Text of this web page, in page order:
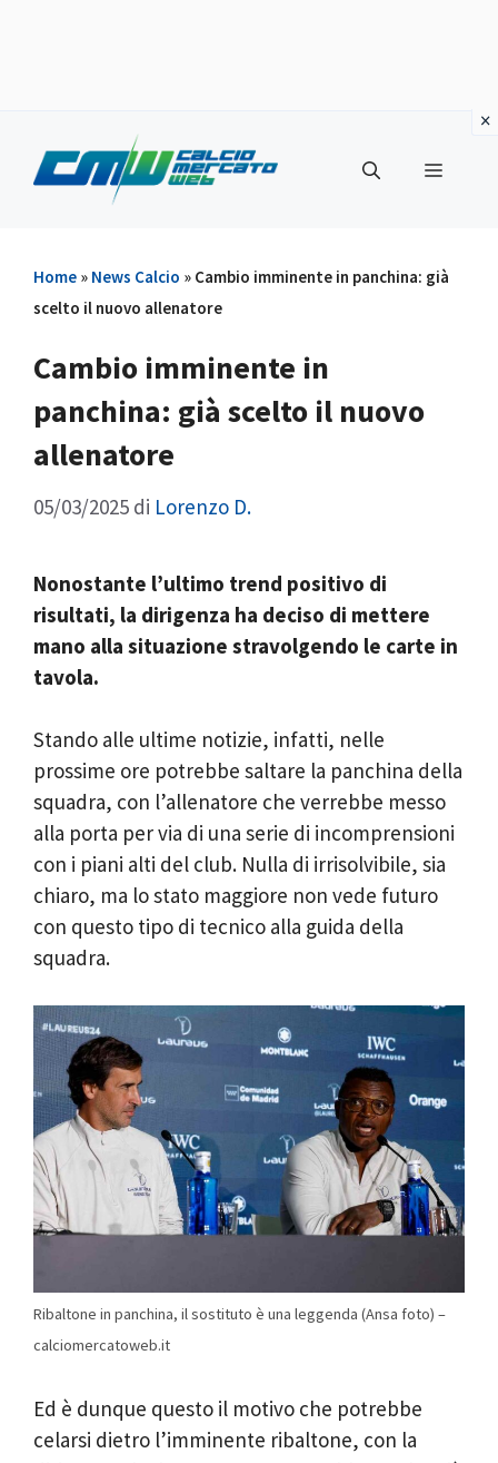
contenuto
Menu
Home » News Calcio » Cambio imminente in panchina: già
scelto il nuovo allenatore
Cambio imminente in
panchina: già scelto il nuovo
allenatore
05/03/2025 di Lorenzo D.
Nonostante l’ultimo trend positivo di
risultati, la dirigenza ha deciso di mettere
mano alla situazione stravolgendo le carte in
tavola.
Stando alle ultime notizie, infatti, nelle
prossime ore potrebbe saltare la panchina della
squadra, con l’allenatore che verrebbe messo
alla porta per via di una serie di incomprensioni
con i piani alti del club. Nulla di irrisolvibile, sia
chiaro, ma lo stato maggiore non vede futuro
con questo tipo di tecnico alla guida della
squadra.
Ribaltone in panchina, il sostituto è una leggenda (Ansa foto) –
calciomercatoweb.it
Ed è dunque questo il motivo che potrebbe
celarsi dietro l’imminente ribaltone, con la